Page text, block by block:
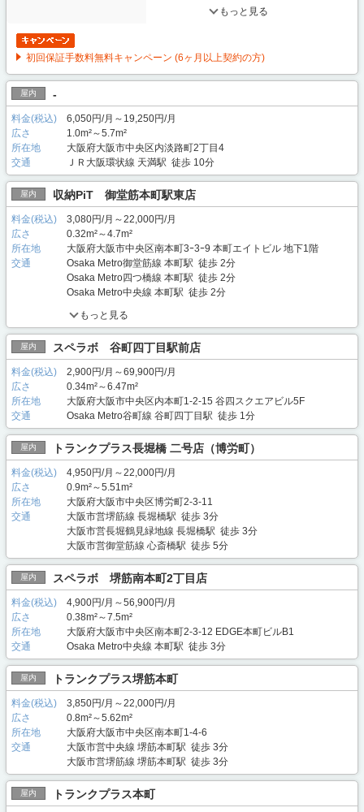
もっと見る
初回保証手数料無料キャンペーン (6ヶ月以上契約の方)
屋内 -
料金(税込)
6,050円/月～19,250円/月
広さ
1.0m²～5.7m²
所在地
大阪府大阪市中央区内淡路町2丁目4
交通
ＪＲ大阪環状線 天満駅 徒歩 10分
屋内 収納PiT 御堂筋本町駅東店
料金(税込)
3,080円/月～22,000円/月
広さ
0.32m²～4.7m²
所在地
大阪府大阪市中央区南本町3ｰ3ｰ9 本町エイトビル 地下1階
交通
Osaka Metro御堂筋線 本町駅 徒歩 2分
Osaka Metro四つ橋線 本町駅 徒歩 2分
Osaka Metro中央線 本町駅 徒歩 2分
もっと見る
屋内 スペラボ 谷町四丁目駅前店
料金(税込)
2,900円/月～69,900円/月
広さ
0.34m²～6.47m²
所在地
大阪府大阪市中央区内本町1-2-15 谷四スクエアビル5F
交通
Osaka Metro谷町線 谷町四丁目駅 徒歩 1分
屋内 トランクプラス長堀橋 二号店（博労町）
料金(税込)
4,950円/月～22,000円/月
広さ
0.9m²～5.51m²
所在地
大阪府大阪市中央区博労町2-3-11
交通
大阪市営堺筋線 長堀橋駅 徒歩 3分
大阪市営長堀鶴見緑地線 長堀橋駅 徒歩 3分
大阪市営御堂筋線 心斎橋駅 徒歩 5分
屋内 スペラボ 堺筋南本町2丁目店
料金(税込)
4,900円/月～56,900円/月
広さ
0.38m²～7.5m²
所在地
大阪府大阪市中央区南本町2-3-12 EDGE本町ビルB1
交通
Osaka Metro中央線 本町駅 徒歩 3分
屋内 トランクプラス堺筋本町
料金(税込)
3,850円/月～22,000円/月
広さ
0.8m²～5.62m²
所在地
大阪府大阪市中央区南本町1-4-6
交通
大阪市営中央線 堺筋本町駅 徒歩 3分
大阪市営堺筋線 堺筋本町駅 徒歩 3分
屋内 トランクプラス本町